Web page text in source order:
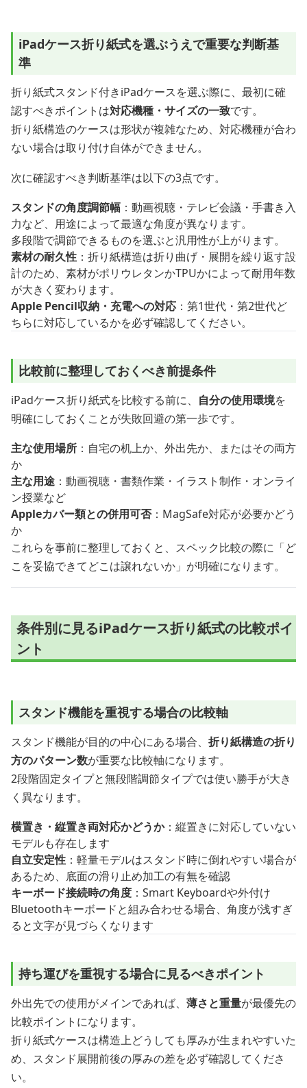
iPadケース折り紙式を選ぶうえで重要な判断基
準
折り紙式スタンド付きiPadケースを選ぶ際に、最初に確
認すべきポイントは対応機種・サイズの一致です。
折り紙構造のケースは形状が複雑なため、対応機種が合わ
ない場合は取り付け自体ができません。
次に確認すべき判断基準は以下の3点です。
スタンドの角度調節幅 ：動画視聴・テレビ会議・手書き入
力など、用途によって最適な角度が異なります。
多段階で調節できるものを選ぶと汎用性が上がります。
素材の耐久性 ：折り紙構造は折り曲げ・展開を繰り返す設
計のため、素材がポリウレタンかTPUかによって耐用年数
が大きく変わります。
Apple Pencil収納・充電への対応 ：第1世代・第2世代ど
ちらに対応しているかを必ず確認してください。
比較前に整理しておくべき前提条件
iPadケース折り紙式を比較する前に、 自分の使用環境を
明確にしておくことが失敗回避の第一歩です。
主な使用場所 ：自宅の机上か、外出先か、またはその両方
か
主な用途 ：動画視聴・書類作業・イラスト制作・オンライ
ン授業など
Appleカバー類との併用可否：MagSafe対応が必要かどう
か
これらを事前に整理しておくと、スペック比較の際に「ど
こを妥協できてどこは譲れないか」が明確になります。
条件別に見るiPadケース折り紙式の比較ポイ
ント
スタンド機能を重視する場合の比較軸
スタンド機能が目的の中心にある場合、 折り紙構造の折り
方のパターン数が重要な比較軸になります。
2段階固定タイプと無段階調節タイプでは使い勝手が大き
く異なります。
横置き・縦置き両対応かどうか：縦置きに対応していない
モデルも存在します
自立安定性 ：軽量モデルはスタンド時に倒れやすい場合が
あるため、底面の滑り止め加工の有無を確認
キーボード接続時の角度 ：Smart Keyboardや外付け
Bluetoothキーボードと組み合わせる場合、角度が浅すぎ
ると文字が見づらくなります
持ち運びを重視する場合に見るべきポイント
外出先での使用がメインであれば、 薄さと重量が最優先の
比較ポイントになります。
折り紙式ケースは構造上どうしても厚みが生まれやすいた
め、スタンド展開前後の厚みの差を必ず確認してくださ
い。